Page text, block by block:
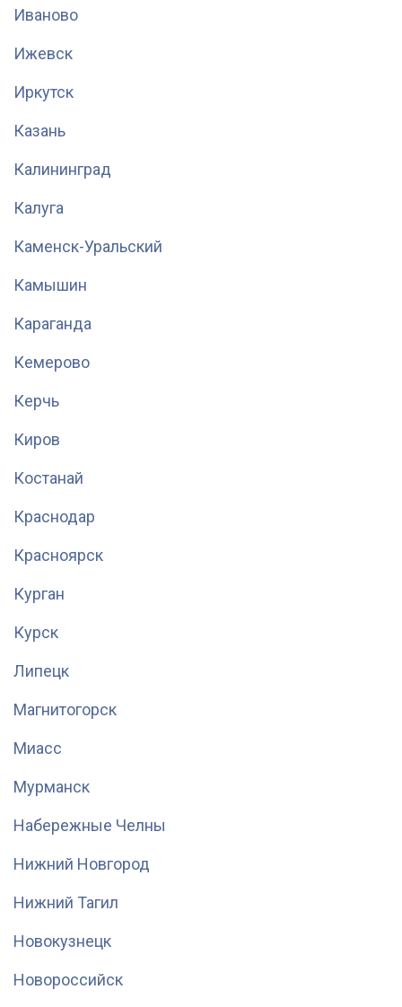
Иваново
Ижевск
Иркутск
Казань
Калининград
Калуга
Каменск-Уральский
Камышин
Караганда
Кемерово
Керчь
Киров
Костанай
Краснодар
Красноярск
Курган
Курск
Липецк
Магнитогорск
Миасс
Мурманск
Набережные Челны
Нижний Новгород
Нижний Тагил
Новокузнецк
Новороссийск